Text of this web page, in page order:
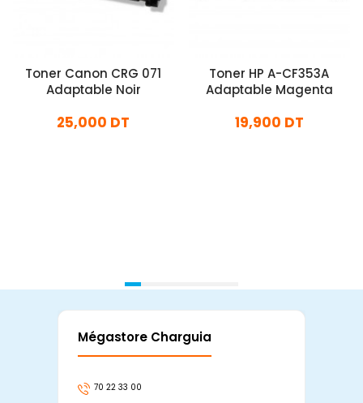
Toner Canon CRG 071
Adaptable Noir
25,000 DT
Toner HP A-CF353A
Adaptable Magenta
19,900 DT
Mégastore Charguia
70 22 33 00